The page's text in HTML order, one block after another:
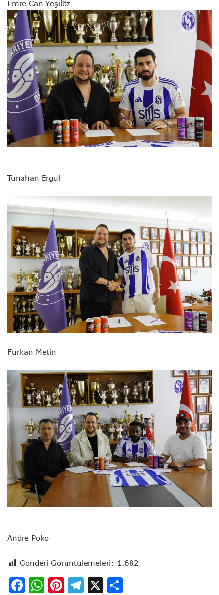
Emre Can Yeşilöz
Tunahan Ergül
Furkan Metin
Andre Poko
Gönderi Görüntülemeleri: 1.682
Facebook
WhatsApp
Pinterest
Telegram
X